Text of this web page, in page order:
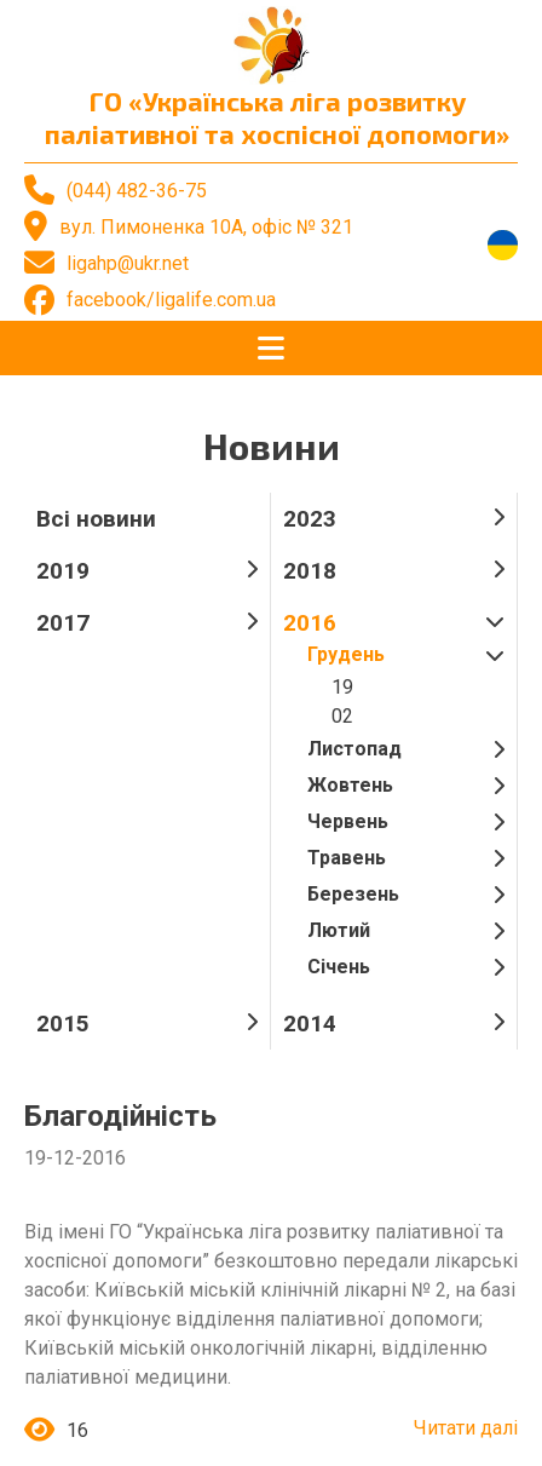
ГО «Українська ліга розвитку
паліативної та хоспісної допомоги»
(044) 482-36-75
вул. Пимоненка 10А, офіс № 321
ligahp@ukr.net
facebook/ligalife.com.ua
Новини
Всі новини
2023
2019
2018
2017
2016
Грудень
19
02
Листопад
Жовтень
Червень
Травень
Березень
Лютий
Січень
2015 2014
Благодійність
19-12-2016
Від імені ГО “Українська ліга розвитку паліативної та
хоспісної допомоги” безкоштовно передали лікарські
засоби: Київській міській клінічній лікарні № 2, на базі
якої функціонує відділення паліативної допомоги;
Київській міській онкологічній лікарні, відділенню
паліативної медицини.
16 Читати далі